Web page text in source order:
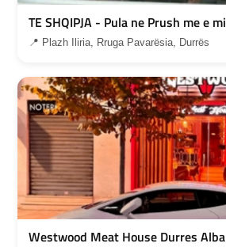
TE SHQIPJA - Pula ne Prush me e
📍 Plazh Iliria, Rruga Pavarësia, Durrës
Westwood Meat House Durres